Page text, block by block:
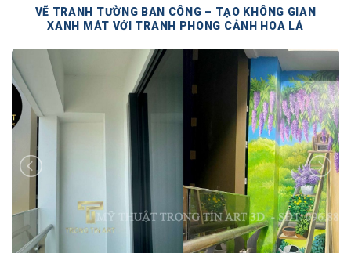
VẼ TRANH TƯỜNG BAN CÔNG – TẠO KHÔNG GIAN
XANH MÁT VỚI TRANH PHONG CẢNH HOA LÁ